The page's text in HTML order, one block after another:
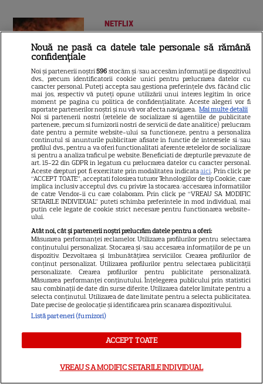
5
NETFLIX
„Palatul de Est”, noul fenomen
blestemat, fantomele și
exorcistul care sfidează
moartea
PRIME VIDEO
Când „Fălci” se întâlnește cu
„Coborâre întunecată”:
Producția claustrofobă de pe
Prime Video ce nu trebuie
ratată
18
DISNEY PLUS
Ce vedem pe streaming între
27 iulie și 2 august 2026:
Diavolul se îmbracă de la Prada
2 pe Disney+ și mari noutăți
Netflix
NETFLIX
în thrillerul „Below”! Noutăți
Nouă ne pasă ca datele tale personale să rămână
confidențiale
Noi și partenerii noștri596 stocăm și/sau accesăm informații pe dispozitivul
dvs., precum identificatorii cookie unici pentru prelucrarea datelor cu
caracter personal. Puteți accepta sau gestiona preferințele dvs. făcând clic
mai jos, respectiv vă puteți opune utilizării unui interes legitim în orice
moment pe pagina cu politica de confidențialitate. Aceste alegeri vor fi
raportate partenerilor noștri și nu vă vor afecta navigarea. Mai multe detalii
Noi si partenerii nostri (retelele de socializare si agentiile de publicitate
partenere, precum si furnizorii nostri de servicii de date analitice) prelucram
date pentru a permite website-ului sa functioneze, pentru a personaliza
continutul si anunturile publicitare afisate in functie de interesele si/sau
profilul dvs., pentru a va oferi functionalitati aferente retelelor de socializare
si pentru a analiza traficul pe website. Beneficiati de drepturile prevazute de
art. 15-22 din GDPR in legatura cu prelucrarea datelor cu caracter personal.
Aceste drepturi pot fi exercitate prin modalitatea indicataaici. Prin click pe
“ACCEPT TOATE”, acceptati folosirea tuturor Tehnologiilor de tip Cookie, care
implica inclusiv acceptul dvs. cu privire la stocarea/accesarea informatiilor
de catre Vendor-ii cu care colaboram. Prin click pe “VREAU SA MODIFIC
SETARILE INDIVIDUAL” puteti schimba preferintele in mod individual, mai
putin cele legate de cookie strict necesare pentru functionarea website-
ului.
Atât noi, cât și partenerii noștri prelucrăm datele pentru a oferi:
Măsurarea performanței reclamelor. Utilizarea profilurilor pentru selectarea
conținutului personalizat. Stocarea și/sau accesarea informațiilor de pe un
dispozitiv. Dezvoltarea și îmbunătățirea serviciilor. Crearea profilurilor de
conținut personalizat. Utilizarea profilurilor pentru selectarea publicității
personalizate. Crearea profilurilor pentru publicitate personalizată.
Măsurarea performanței conținutului. Înțelegerea publicului prin statistici
sau combinații de date din surse diferite. Utilizarea datelor limitate pentru a
selecta conținutul. Utilizarea de date limitate pentru a selecta publicitatea.
Date precise de geolocație și identificarea prin scanarea dispozitivului.
Listă parteneri (furnizori)
ACCEPT TOATE
VREAU SA MODIFIC SETARILE INDIVIDUAL